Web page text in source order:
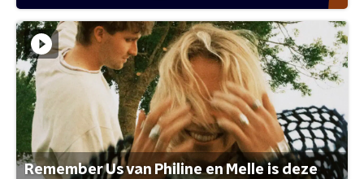
Remember Us van Philine en Melle is deze